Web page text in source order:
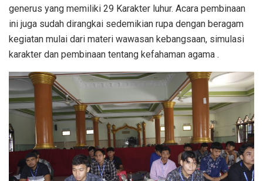
generus yang memiliki 29 Karakter luhur. Acara pembinaan
ini juga sudah dirangkai sedemikian rupa dengan beragam
kegiatan mulai dari materi wawasan kebangsaan, simulasi
karakter dan pembinaan tentang kefahaman agama .